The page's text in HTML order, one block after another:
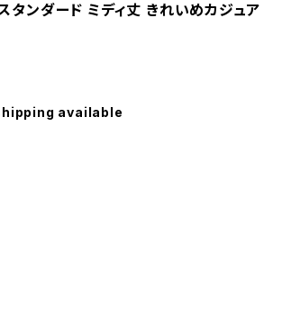
タンダード ミディ丈 きれいめカジュア
available